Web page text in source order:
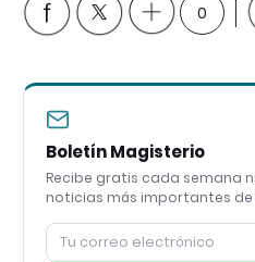
0
Boletín Magisterio
Recibe gratis cada semana
noticias más importantes de